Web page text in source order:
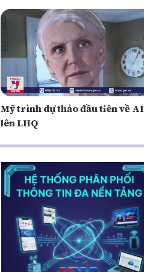
Mỹ trình dự thảo đầu tiên về AI
lên LHQ